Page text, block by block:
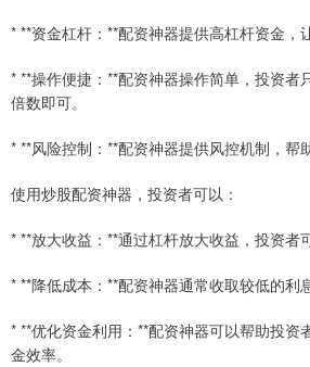
* **资金杠杆：**配资神器提供高杠杆资金，
* **操作便捷：**配资神器操作简单，投资者
倍数即可。
* **风险控制：**配资神器提供风控机制，帮
使用炒股配资神器，投资者可以：
* **放大收益：**通过杠杆放大收益，投资者
* **降低成本：**配资神器通常收取较低的利
* **优化资金利用：**配资神器可以帮助投资
金效率。